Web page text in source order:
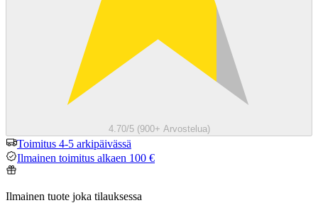
4.70/5 (900+ Arvostelua)
Toimitus 4-5 arkipäivässä
Ilmainen toimitus alkaen 100 €
Ilmainen tuote joka tilauksessa